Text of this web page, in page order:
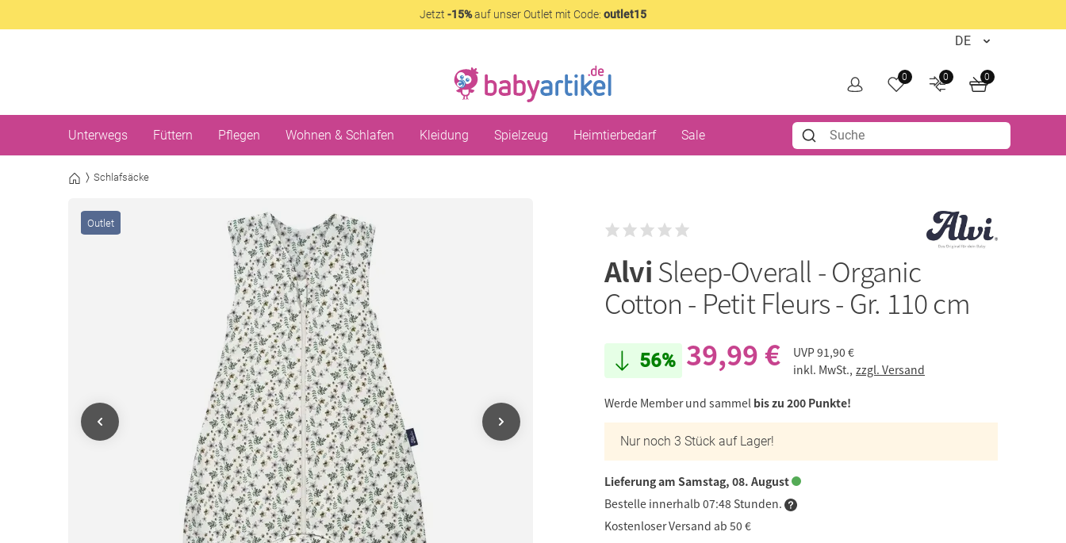
Jetzt -15%auf unser Outlet mit Code: outlet15
0 0 0
Unterwegs Füttern Pflegen Wohnen & Schlafen Kleidung Spielzeug Heimtierbedarf Sale
Schlafsäcke
Outlet
Alvi Sleep-Overall - Organic
Cotton - Petit Fleurs - Gr. 110 cm
56% 39,99 € UVP91,90 €
inkl. MwSt., zzgl. Versand
Werde Member und sammel bis zu 200 Punkte!
Nur noch 3 Stück auf Lager!
Lieferung am Samstag, 08. August
Bestelle innerhalb 07:48 Stunden.
Kostenloser Versand ab 50 €